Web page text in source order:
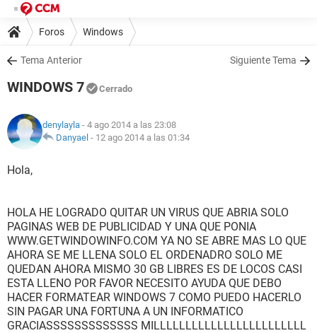
Foros Windows
Tema Anterior Siguiente Tema
WINDOWS 7 Cerrado
denylayla - 4 ago 2014 a las 23:08
Danyael - 12 ago 2014 a las 01:34
Hola,
HOLA HE LOGRADO QUITAR UN VIRUS QUE ABRIA SOLO
PAGINAS WEB DE PUBLICIDAD Y UNA QUE PONIA
WWW.GETWINDOWINFO.COM YA NO SE ABRE MAS LO QUE
AHORA SE ME LLENA SOLO EL ORDENADRO SOLO ME
QUEDAN AHORA MISMO 30 GB LIBRES ES DE LOCOS CASI
ESTA LLENO POR FAVOR NECESITO AYUDA QUE DEBO
HACER FORMATEAR WINDOWS 7 COMO PUEDO HACERLO
SIN PAGAR UNA FORTUNA A UN INFORMATICO
GRACIASSSSSSSSSSSSS MILLLLLLLLLLLLLLLLLLLLLLLL